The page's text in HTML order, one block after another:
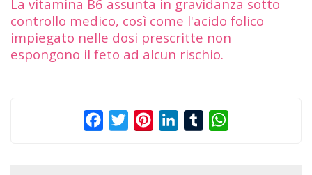
La vitamina B6 assunta in gravidanza sotto
controllo medico, così come l'acido folico
impiegato nelle dosi prescritte non
espongono il feto ad alcun rischio.
FacebookTwitterPinterestLinkedInTumblr